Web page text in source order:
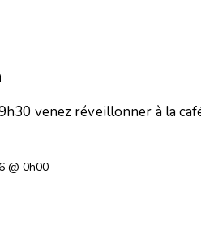
venez réveillonner à la
@ 0h00